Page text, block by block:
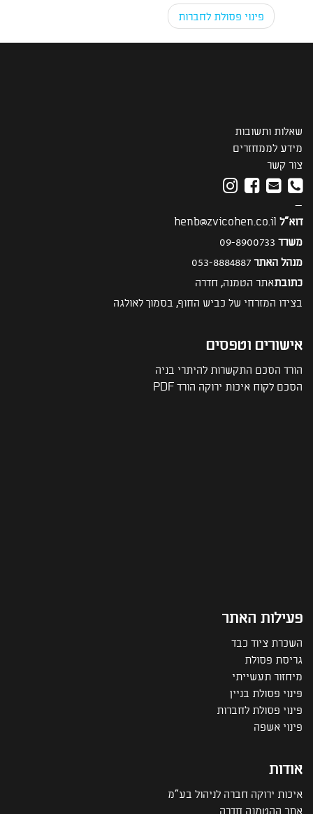
Post navigation
פינוי פסולת לחברות
שאלות ותשובות
מידע לממחזרים
צור קשר
—
דוא"ל henb@zvicohen.co.il
משרד 09-8900733
מנהל האתר053-8884887
כתובתאתר הטמנה, חדרה
בצידו המזרחי של כביש החוף, בסמוך לאולגה
אישורים וטפסים
הורד הסכם התקשרות להיתרי בניה
הסכם לקוח איכות ירוקה הורד PDF
פעילות האתר
השכרת ציוד כבד
גריסת פסולת
מיחזור תעשייתי
פינוי פסולת בניין
פינוי פסולת לחברות
פינוי אשפה
אודות
איכות ירוקה חברה לניהול בע"מ
אתר ההטמנה חדרה